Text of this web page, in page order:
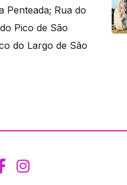
Penteada; Rua do
Pico de São
do Largo de São
Aceder ao
Aceder ao